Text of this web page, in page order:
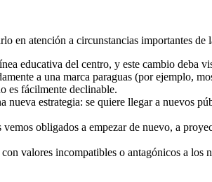
en atención a circunstancias importantes de
educativa del centro, y este cambio deba
a una marca paraguas (por ejemplo,
es fácilmente declinable.
estrategia: se quiere llegar a nuevos
obligados a empezar de nuevo, a
valores incompatibles o antagónicos a